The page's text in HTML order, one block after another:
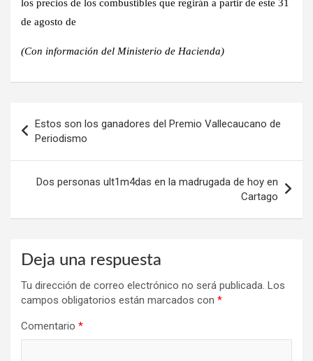
los precios de los combustibles que regirán a partir de este 31
de agosto de
(Con información del Ministerio de Hacienda)
de
entradas
Estos son los ganadores del Premio Vallecaucano de
Periodismo
Dos personas ult1m4das en la madrugada de hoy en
Cartago
Deja una respuesta
Tu dirección de correo electrónico no será publicada. Los
campos obligatorios están marcados con *
Comentario *